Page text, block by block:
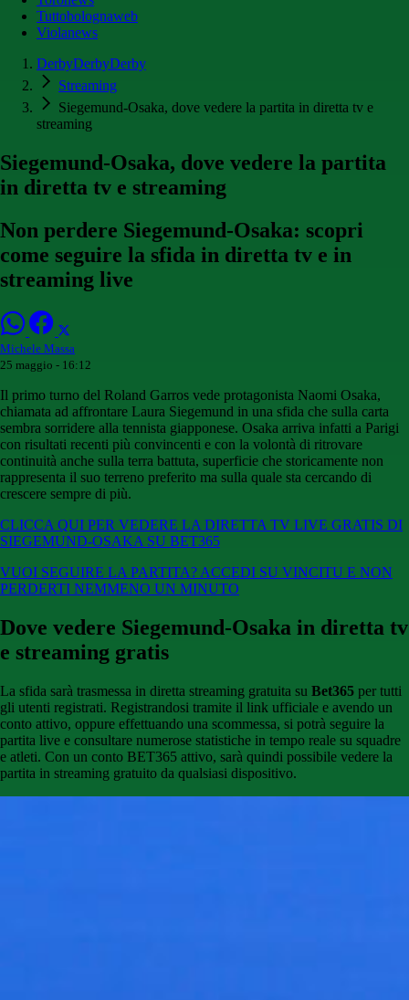
Tuttobolognaweb
Violanews
DerbyDerbyDerby
Streaming
Siegemund-Osaka, dove vedere la partita in diretta tv e
streaming
Siegemund-Osaka, dove vedere la partita
in diretta tv e streaming
Non perdere Siegemund-Osaka: scopri
come seguire la sfida in diretta tv e in
streaming live
Michele Massa
25 maggio - 16:12
Il primo turno del Roland Garros vede protagonista Naomi Osaka,
chiamata ad affrontare Laura Siegemund in una sfida che sulla carta
sembra sorridere alla tennista giapponese. Osaka arriva infatti a Parigi
con risultati recenti più convincenti e con la volontà di ritrovare
continuità anche sulla terra battuta, superficie che storicamente non
rappresenta il suo terreno preferito ma sulla quale sta cercando di
crescere sempre di più.
CLICCA QUI PER VEDERE LA DIRETTA TV LIVE GRATIS DI
SIEGEMUND-OSAKA SU BET365
VUOI SEGUIRE LA PARTITA? ACCEDI SU VINCITU E NON
PERDERTI NEMMENO UN MINUTO
Dove vedere Siegemund-Osaka in diretta tv
e streaming gratis
La sfida sarà trasmessa in diretta streaming gratuita su Bet365 per tutti
gli utenti registrati. Registrandosi tramite il link ufficiale e avendo un
conto attivo, oppure effettuando una scommessa, si potrà seguire la
partita live e consultare numerose statistiche in tempo reale su squadre
e atleti. Con un conto BET365 attivo, sarà quindi possibile vedere la
partita in streaming gratuito da qualsiasi dispositivo.